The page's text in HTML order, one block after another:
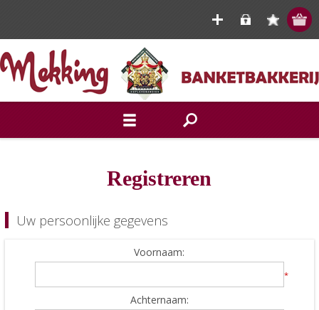
Registreren
Uw persoonlijke gegevens
Voornaam:
*
Achternaam: